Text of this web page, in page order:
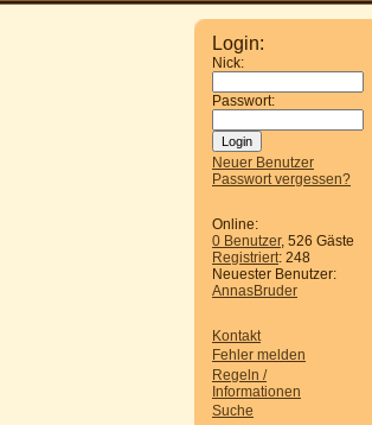
Login:
Nick:
Passwort:
Neuer Benutzer
Passwort vergessen?
Online:
0 Benutzer, 526 Gäste
Registriert: 248
Neuester Benutzer:
AnnasBruder
Kontakt
Fehler melden
Regeln /
Informationen
Suche